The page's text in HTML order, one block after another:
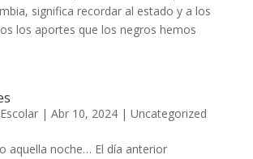
significa recordar al estado y a los
los aportes que los negros hemos
| Abr 10, 2024| Uncategorized
aquella noche… El día anterior